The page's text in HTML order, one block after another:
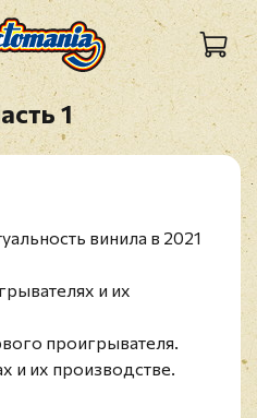
1
винила в 2021
и их
проигрывателя.
и их производстве.